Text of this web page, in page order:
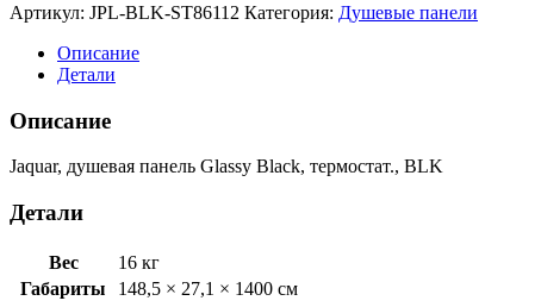
Артикул: JPL-BLK-ST86112 Категория: Душевые панели
Описание
Детали
Описание
Jaquar, душевая панель Glassy Black, термостат., BLK
Детали
Вес
16 кг
Габариты
148,5 × 27,1 × 1400 см